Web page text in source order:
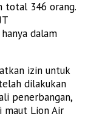
total 346 orang.
dalam
izin untuk
dilakukan
penerbangan,
maut Lion Air